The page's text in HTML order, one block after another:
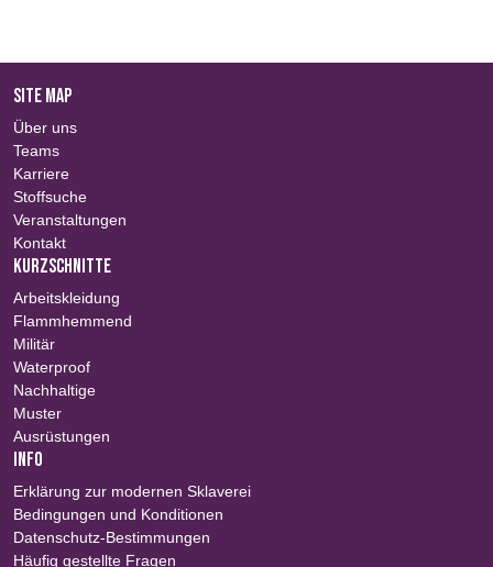
SITE MAP
Über uns
Teams
Karriere
Stoffsuche
Veranstaltungen
Kontakt
KURZSCHNITTE
Arbeitskleidung
Flammhemmend
Militär
Waterproof
Nachhaltige
Muster
Ausrüstungen
INFO
Erklärung zur modernen Sklaverei
Bedingungen und Konditionen
Datenschutz-Bestimmungen
Häufig gestellte Fragen